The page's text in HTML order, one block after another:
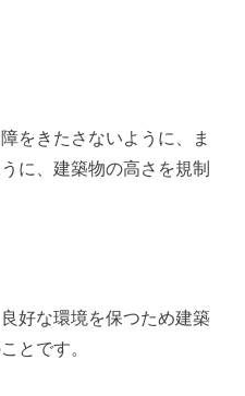
をきたさないように、ま
に、建築物の高さを規制
好な環境を保つため建築
とです。